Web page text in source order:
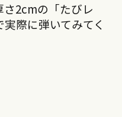
2cmの「たびレ
際に弾いてみてく